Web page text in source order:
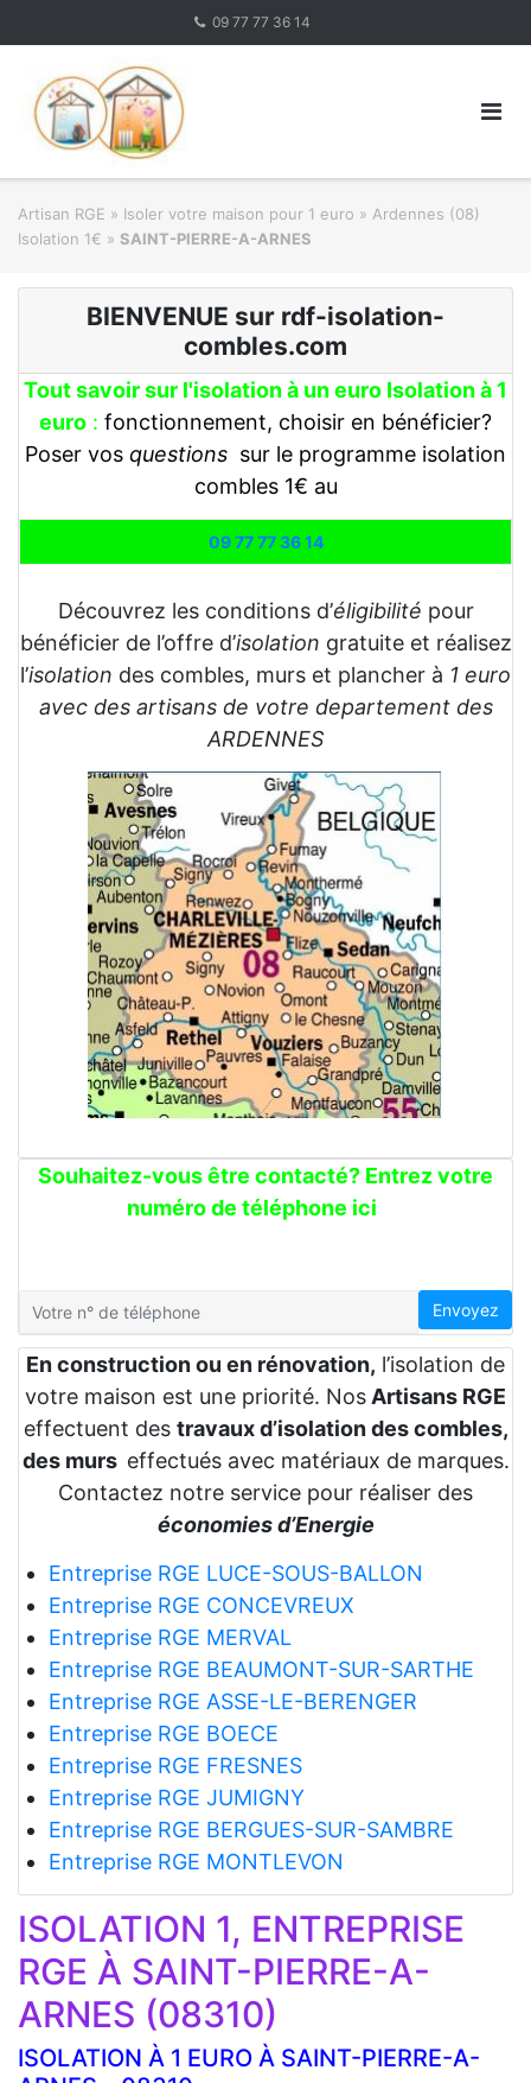
09 77 77 36 14
Artisan RGE » Isoler votre maison pour 1 euro » Ardennes (08)
Isolation 1€ » SAINT-PIERRE-A-ARNES
BIENVENUE sur rdf-isolation-
combles.com
Tout savoir sur l'isolation à un euro Isolation à 1
euro : fonctionnement, choisir en bénéficier?
Poser vos questions sur le programme isolation
combles 1€ au
09 77 77 36 14
Découvrez les conditions d’éligibilité pour
bénéficier de l’offre d’isolation gratuite et réalisez
l’isolation des combles, murs et plancher à 1 euro
avec des artisans de votre departement des
ARDENNES
Souhaitez-vous être contacté? Entrez votre
numéro de téléphone ici
Envoyez
En construction ou en rénovation, l’isolation de
votre maison est une priorité. Nos Artisans RGE
effectuent des travaux d’isolation des combles,
des murs effectués avec matériaux de marques.
Contactez notre service pour réaliser des
économies d’Energie
Entreprise RGE LUCE-SOUS-BALLON
Entreprise RGE CONCEVREUX
Entreprise RGE MERVAL
Entreprise RGE BEAUMONT-SUR-SARTHE
Entreprise RGE ASSE-LE-BERENGER
Entreprise RGE BOECE
Entreprise RGE FRESNES
Entreprise RGE JUMIGNY
Entreprise RGE BERGUES-SUR-SAMBRE
Entreprise RGE MONTLEVON
ISOLATION 1, ENTREPRISE
RGE À SAINT-PIERRE-A-
ARNES (08310)
ISOLATION À 1 EURO À SAINT-PIERRE-A-